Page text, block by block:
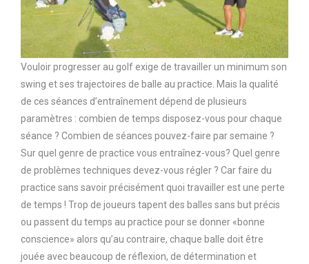
Vouloir progresser au golf exige de travailler un minimum son
swing et ses trajectoires de balle au practice. Mais la qualité
de ces séances d’entraînement dépend de plusieurs
paramètres : combien de temps disposez-vous pour chaque
séance ? Combien de séances pouvez-faire par semaine ?
Sur quel genre de practice vous entraînez-vous? Quel genre
de problèmes techniques devez-vous régler ? Car faire du
practice sans savoir précisément quoi travailler est une perte
de temps ! Trop de joueurs tapent des balles sans but précis
ou passent du temps au practice pour se donner «bonne
conscience» alors qu’au contraire, chaque balle doit être
jouée avec beaucoup de réflexion, de détermination et